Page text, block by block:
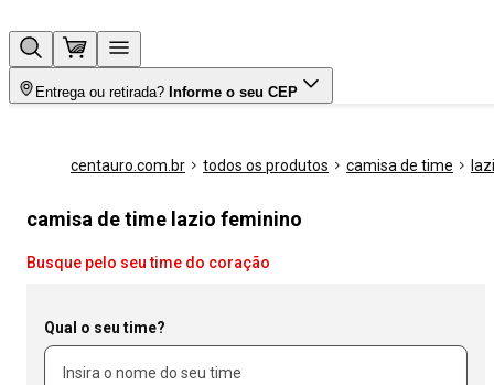
Entrega ou retirada? Informe o seu CEP
centauro.com.br todos os produtos camisa de time
camisa de time lazio feminino
Busque pelo seu time do coração
Qual o seu time?